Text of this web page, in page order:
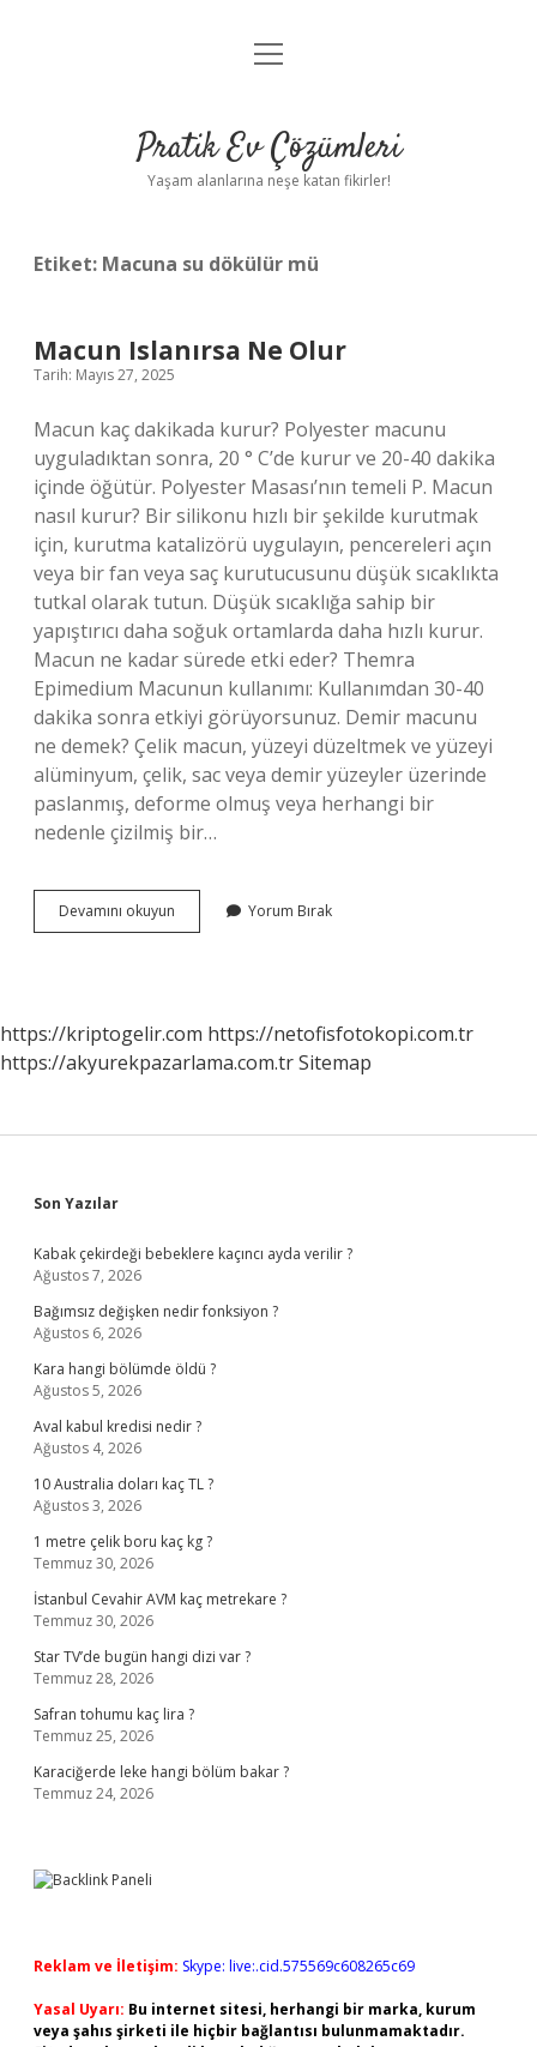
Anasayfa
Yasal Uyarı
menüyü
Pratik Ev Çözümleri
Yaşam alanlarına neşe katan fikirler!
Etiket: Macuna su dökülür mü
Macun Islanırsa Ne Olur
Tarih: Mayıs 27, 2025
Macun kaç dakikada kurur? Polyester macunu
uyguladıktan sonra, 20 ° C’de kurur ve 20-40 dakika
içinde öğütür. Polyester Masası’nın temeli P. Macun
nasıl kurur? Bir silikonu hızlı bir şekilde kurutmak
için, kurutma katalizörü uygulayın, pencereleri açın
veya bir fan veya saç kurutucusunu düşük sıcaklıkta
tutkal olarak tutun. Düşük sıcaklığa sahip bir
yapıştırıcı daha soğuk ortamlarda daha hızlı kurur.
Macun ne kadar sürede etki eder? Themra
Epimedium Macunun kullanımı: Kullanımdan 30-40
dakika sonra etkiyi görüyorsunuz. Demir macunu
ne demek? Çelik macun, yüzeyi düzeltmek ve yüzeyi
alüminyum, çelik, sac veya demir yüzeyler üzerinde
paslanmış, deforme olmuş veya herhangi bir
nedenle çizilmiş bir…
Devamını okuyun
Islanırsa
Yorum Bırak
https://kriptogelir.com https://netofisfotokopi.com.tr
https://akyurekpazarlama.com.trSitemap
Sidebar
Son Yazılar
Kabak çekirdeği bebeklere kaçıncı ayda verilir ?
Ağustos 7, 2026
Bağımsız değişken nedir fonksiyon ?
Ağustos 6, 2026
Kara hangi bölümde öldü ?
Ağustos 5, 2026
Aval kabul kredisi nedir ?
Ağustos 4, 2026
10 Australia doları kaç TL ?
Ağustos 3, 2026
1 metre çelik boru kaç kg ?
Temmuz 30, 2026
İstanbul Cevahir AVM kaç metrekare ?
Temmuz 30, 2026
Star TV’de bugün hangi dizi var ?
Temmuz 28, 2026
Safran tohumu kaç lira ?
Temmuz 25, 2026
Karaciğerde leke hangi bölüm bakar ?
Temmuz 24, 2026
Reklam ve İletişim: Skype: live:.cid.575569c608265c69
Yasal Uyarı: Bu internet sitesi, herhangi bir marka, kurum
veya şahıs şirketi ile hiçbir bağlantısı bulunmamaktadır.